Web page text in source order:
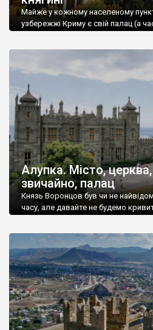
Майже у кожному населеному
узбережжі Криму є свій палац (а
Алупка. Місто, церква,
звичайно, палац
Князь Воронцов був чи не
часу, але давайте не будемо